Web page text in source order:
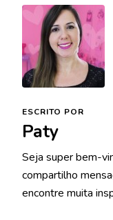
ESCRITO POR
Paty
Seja super bem-
compartilho
encontre muita